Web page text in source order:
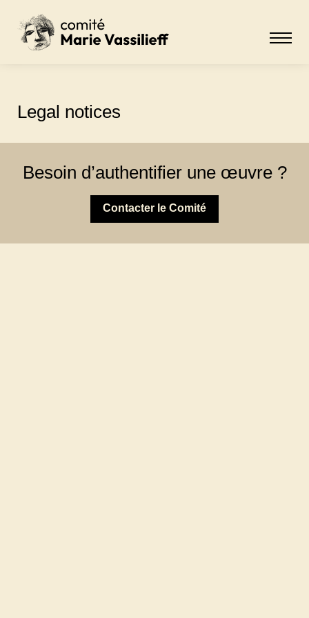
Legal notices
Besoin d’authentifier une œuvre ?
Contacter le Comité